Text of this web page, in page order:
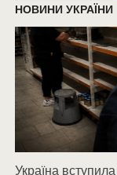
НОВИНИ УКРАЇНИ
Україна